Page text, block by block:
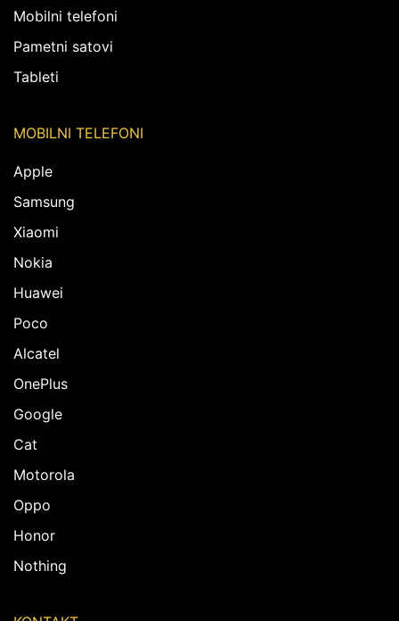
Mobilni telefoni
Pametni satovi
Tableti
MOBILNI TELEFONI
Apple
Samsung
Xiaomi
Nokia
Huawei
Poco
Alcatel
OnePlus
Google
Cat
Motorola
Oppo
Honor
Nothing